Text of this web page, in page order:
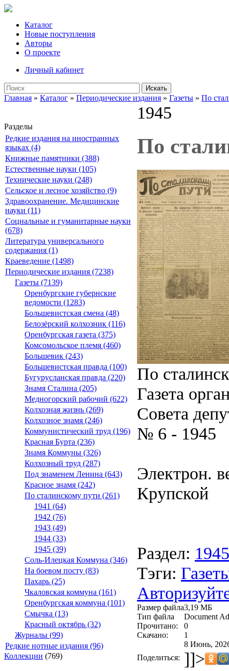
Каталог
Новые поступления
Авторы
О проекте
Личный кабинет
Искать
Главная » Каталог » Периодические издания » Газеты » По
Разделы
Редкие издания на иностранных
языках (4)
Книжные памятники (388)
Естественные науки (105)
Технические науки (248)
Сельское и лесное хозяйство (9)
Здравоохранение. Медицинские
науки (11)
Социальные и гуманитарные науки
(678)
Литература универсального
содержания (1)
Краеведение (1498)
Периодические издания (7238)
Газеты (7139)
Оренбургские губернские
ведомости (1283)
Большевистская смена (48)
Белозёрский колхозник (116)
Оренбургская газета (375)
Комсомольское племя (460)
Большевик (243)
Большевистская правда (100)
Бугурусланская правда (220)
Знамя Сталина (205)
Медногорский рабочий (622)
Колхозная жизнь (269)
Колхозное знамя (246)
Коммунистический труд (196)
Красная Бурта (236)
Знамя Коммуны (326)
Колхозный труд (287)
Под знаменем Ленина (643)
Красное знамя (242)
По сталинскому пути (261)
1941 (64)
1942 (76)
1943 (49)
1944 (33)
1945 (39)
Соль-Илецкая Коммуна (346)
На боевом посту (83)
Пахарь (25)
Чкаловская коммуна (161)
Оренбургская коммуна (101)
Смычка (13)
Красный октябрь (32)
Журналы (99)
Редкие нотные издания (96)
Коллекции (769)
1945
По
По
Газета
Совета
№ 6 - 1945
Электрон.
Крупской
Раздел: 1945
Тэги:
Размер файла3,19 МБ
Тип файла
Document
Прочитано:
0
Скачано:
1
8 Июнь,
Поделиться: ]]>